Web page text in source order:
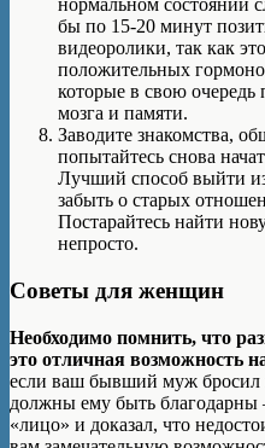
нормальном состоянии
бы по 15-20 минут
видеоролики, так как
положительных
которые в свою очередь
мозга и памяти.
Заводите знакомства,
попытайтесь снова
Лучший способ выйти
забыть о старых
Постарайтесь найти
непросто.
Советы для женщин
Необходимо помнить, что
это отличная возможность
если ваш бывший муж
должны ему быть благодарны
«лицо» и доказал, что